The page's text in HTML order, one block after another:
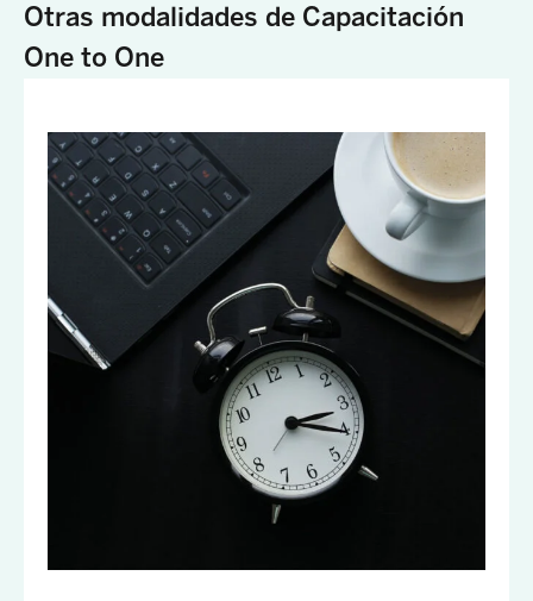
Otras modalidades de Capacitación
One to One